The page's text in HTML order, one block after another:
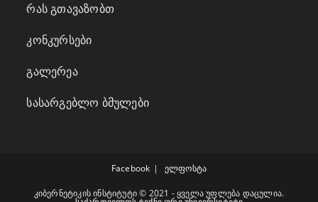
რას გთავაზობთ
კონკურსები
გალერეა
სასარგებლო ბმულები
Facebook ელფოსტა
კიბერნეტიკის ინსტიტუტი © 2021 - ყველა უფლება დაცულია.